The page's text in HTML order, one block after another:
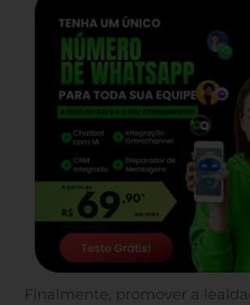
Finalmente, promover a